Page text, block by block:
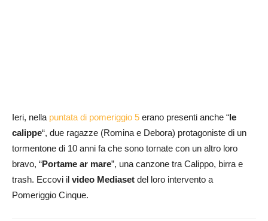
Ieri, nella puntata di pomeriggio 5 erano presenti anche “ le
calippe“, due ragazze (Romina e Debora) protagoniste di un
tormentone di 10 anni fa che sono tornate con un altro loro
bravo, “Portame ar mare”, una canzone tra Calippo, birra e
trash. Eccovi il video Mediaset del loro intervento a
Pomeriggio Cinque.